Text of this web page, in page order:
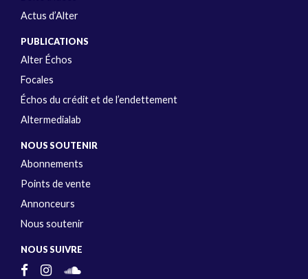
Actus d’Alter
PUBLICATIONS
Alter Échos
Focales
Échos du crédit et de l’endettement
Altermedialab
NOUS SOUTENIR
Abonnements
Points de vente
Annonceurs
Nous soutenir
NOUS SUIVRE